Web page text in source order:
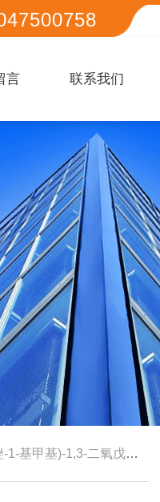
言 联系我们
二氧戊环-4-基]甲氧基]苯基